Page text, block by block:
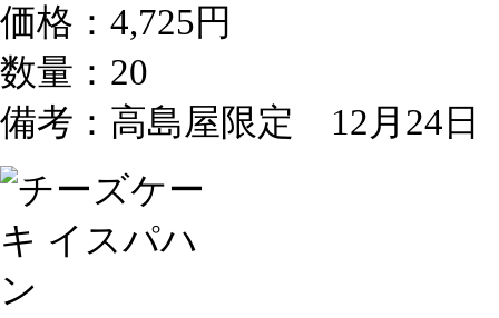
価格：4,725円
数量：20
備考：高島屋限定 12月24日